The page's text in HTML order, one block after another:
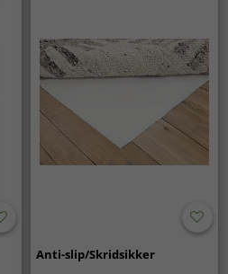
Anti-slip/Skridsikker